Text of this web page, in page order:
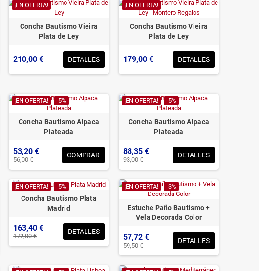
¡EN OFERTA!
Concha Bautismo Vieira
Plata de Ley
210,00 € DETALLES
¡EN OFERTA!
Concha Bautismo Vieira
Plata de Ley
179,00 € DETALLES
¡EN OFERTA! -5%
Concha Bautismo Alpaca
Plateada
53,20 €
56,00 €
COMPRAR
¡EN OFERTA! -5%
Concha Bautismo Alpaca
Plateada
88,35 €
93,00 €
DETALLES
¡EN OFERTA! -5%
Concha Bautismo Plata
Madrid
163,40 €
172,00 €
DETALLES
¡EN OFERTA! -3%
Estuche Paño Bautismo +
Vela Decorada Color
57,72 €
59,50 €
DETALLES